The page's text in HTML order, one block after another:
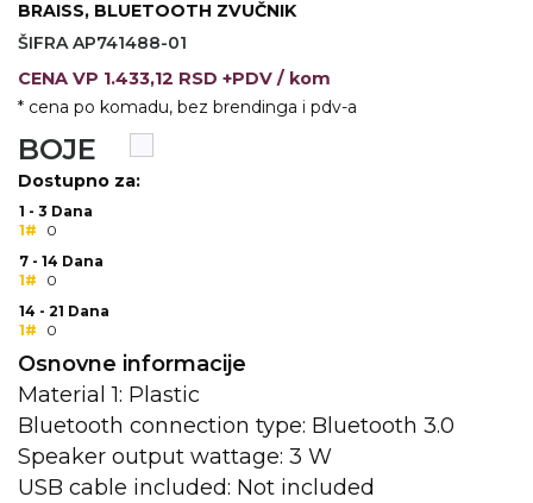
KOŠULJE
UNIFORME
STRETCH TOPS
SUBLIMACIJA
CRICKET UPALJAČI
ŠIBICA
JAKNE I PRSLUCI
HYGIENIC KOLEKCIJA
OKOVRATNE ID TRAKICE
PRIBOR ZA PISANJE
BRAISS, BLUETOOTH ZVUČNIK
ŠIFRA AP741488-01
CENA VP 1.433,12 RSD +PDV / kom
* cena po komadu, bez brendinga i pdv-a
BOJE
Dostupno za:
1 - 3 Dana
1#
0
7 - 14 Dana
1#
0
14 - 21 Dana
1#
0
Osnovne informacije
Material 1: Plastic
Bluetooth connection type: Bluetooth 3.0
Speaker output wattage: 3 W
USB cable included: Not included